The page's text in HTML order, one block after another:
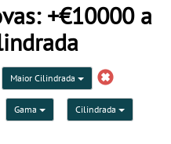
+€10000 a
Maior Cilindrada
Gama Cilindrada